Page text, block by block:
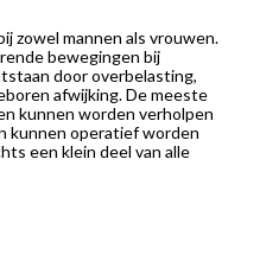
zowel mannen als vrouwen.
bewegingen bij
door overbelasting,
afwijking. De meeste
kunnen worden verholpen
kunnen operatief worden
een klein deel van alle